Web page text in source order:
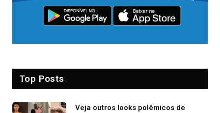
Top Posts
Veja outros looks polêmicos de